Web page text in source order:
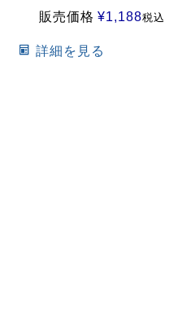
販売価格 ¥1,188税込
詳細を見る